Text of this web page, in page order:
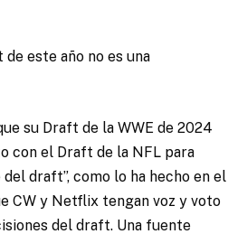
este año no es una
su Draft de la WWE de 2024
con el Draft de la NFL para
draft”, como lo ha hecho en el
CW y Netflix tengan voz y voto
del draft. Una fuente